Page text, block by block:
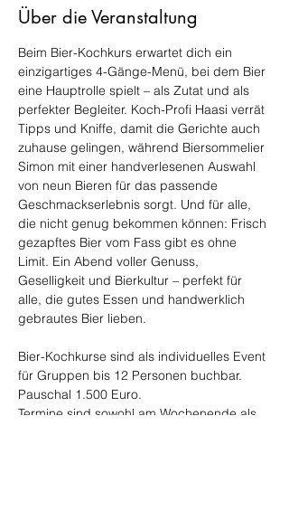
Über die Veranstaltung
Beim Bier-Kochkurs erwartet dich ein
einzigartiges 4-Gänge-Menü, bei dem Bier
eine Hauptrolle spielt – als Zutat und als
perfekter Begleiter. Koch-Profi Haasi verrät
Tipps und Kniffe, damit die Gerichte auch
zuhause gelingen, während Biersommelier
Simon mit einer handverlesenen Auswahl
von neun Bieren für das passende
Geschmackserlebnis sorgt. Und für alle,
die nicht genug bekommen können: Frisch
gezapftes Bier vom Fass gibt es ohne
Limit. Ein Abend voller Genuss,
Geselligkeit und Bierkultur – perfekt für
alle, die gutes Essen und handwerklich
gebrautes Bier lieben.
Bier-Kochkurse sind als individuelles Event
für Gruppen bis 12 Personen buchbar.
Pauschal 1.500 Euro.
Termine sind sowohl am Wochenende als